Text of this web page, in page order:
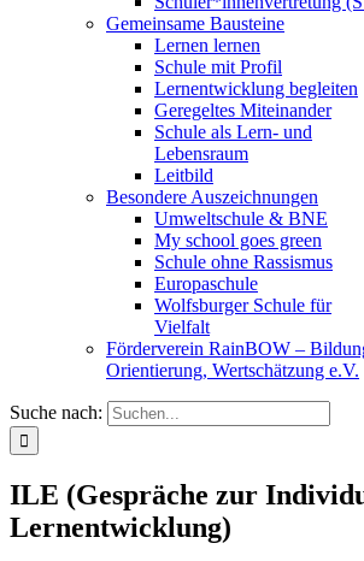
Gemeinsame Bausteine
Lernen lernen
Schule mit Profil
Lernentwicklung begleiten
Geregeltes Miteinander
Schule als Lern- und
Lebensraum
Leitbild
Besondere Auszeichnungen
Umweltschule & BNE
My school goes green
Schule ohne Rassismus
Europaschule
Wolfsburger Schule für
Vielfalt
Förderverein RainBOW –
Orientierung, Wertschätzung e.V.
Suche nach:
ILE (Gespräche zur
Lernentwicklung)